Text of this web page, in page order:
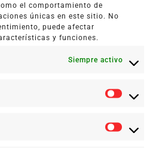
el comportamiento de
únicas en este sitio. No
puede afectar
y funciones.
Siempre activo